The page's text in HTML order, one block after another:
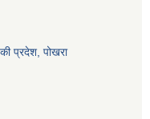
प्रदेश, पोखरा